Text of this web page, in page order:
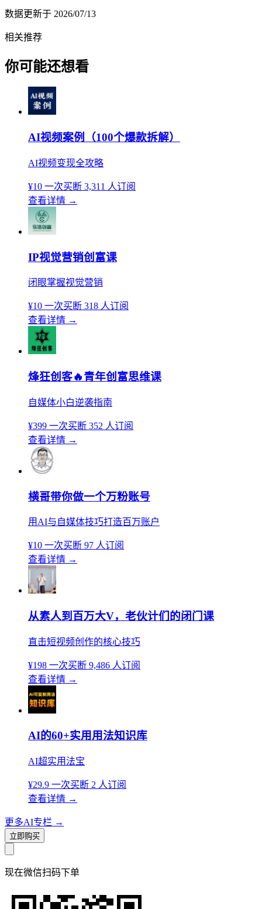
数据更新于 2026/07/13
相关推荐
你可能还想看
AI视频案例（100个爆款拆解）
AI视频变现全攻略
¥10 一次买断 3,311 人订阅
查看详情 →
IP视觉营销创富课
闭眼掌握视觉营销
¥10 一次买断 318 人订阅
查看详情 →
烽狂创客🔥青年创富思维课
自媒体小白逆袭指南
¥399 一次买断 352 人订阅
查看详情 →
横哥带你做一个万粉账号
用AI与自媒体技巧打造百万账户
¥10 一次买断 97 人订阅
查看详情 →
从素人到百万大V，老伙计们的闭门课
直击短视频创作的核心技巧
¥198 一次买断 9,486 人订阅
查看详情 →
AI的60+实用用法知识库
AI超实用法宝
¥29.9 一次买断 2 人订阅
查看详情 →
更多AI专栏 →
立即购买
现在微信扫码下单